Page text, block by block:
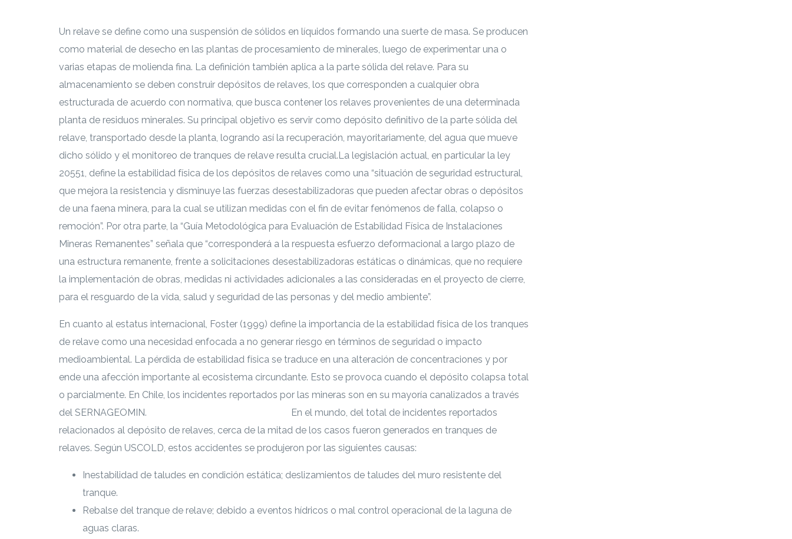
Un relave se define como una suspensión de sólidos en líquidos formando una suerte de masa. Se producen
como material de desecho en las plantas de procesamiento de minerales, luego de experimentar una o
varias etapas de molienda fina. La definición también aplica a la parte sólida del relave. Para su
almacenamiento se deben construir depósitos de relaves, los que corresponden a cualquier obra
estructurada de acuerdo con normativa, que busca contener los relaves provenientes de una determinada
planta de residuos minerales. Su principal objetivo es servir como depósito definitivo de la parte sólida del
relave, transportado desde la planta, logrando así la recuperación, mayoritariamente, del agua que mueve
dicho sólido y el monitoreo de tranques de relave resulta crucial.La legislación actual, en particular la ley
20551, define la estabilidad física de los depósitos de relaves como una “situación de seguridad estructural,
que mejora la resistencia y disminuye las fuerzas desestabilizadoras que pueden afectar obras o depósitos
de una faena minera, para la cual se utilizan medidas con el fin de evitar fenómenos de falla, colapso o
remoción”. Por otra parte, la “Guía Metodológica para Evaluación de Estabilidad Física de Instalaciones
Mineras Remanentes” señala que “corresponderá a la respuesta esfuerzo deformacional a largo plazo de
una estructura remanente, frente a solicitaciones desestabilizadoras estáticas o dinámicas, que no requiere
la implementación de obras, medidas ni actividades adicionales a las consideradas en el proyecto de cierre,
para el resguardo de la vida, salud y seguridad de las personas y del medio ambiente”.
En cuanto al estatus internacional, Foster (1999) define la importancia de la estabilidad física de los tranques
de relave como una necesidad enfocada a no generar riesgo en términos de seguridad o impacto
medioambiental. La pérdida de estabilidad física se traduce en una alteración de concentraciones y por
ende una afección importante al ecosistema circundante. Esto se provoca cuando el depósito colapsa total
o parcialmente. En Chile, los incidentes reportados por las mineras son en su mayoría canalizados a través
del SERNAGEOMIN.
En el mundo, del total de incidentes reportados
relacionados al depósito de relaves, cerca de la mitad de los casos fueron generados en tranques de
relaves. Según USCOLD, estos accidentes se produjeron por las siguientes causas:
Inestabilidad de taludes en condición estática; deslizamientos de taludes del muro resistente del
tranque.
Rebalse del tranque de relave; debido a eventos hídricos o mal control operacional de la laguna de
aguas claras.